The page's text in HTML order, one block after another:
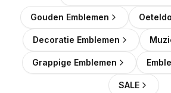
Gouden Emblemen
Decoratie Emblemen
Grappige Emblemen
SALE